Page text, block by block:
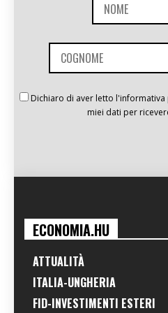
Dichiaro di aver letto
miei dati per
ECONOMIA.HU
ATTUALITÀ
ITALIA-UNGHERIA
FID-INVESTIMENTI ESTERI